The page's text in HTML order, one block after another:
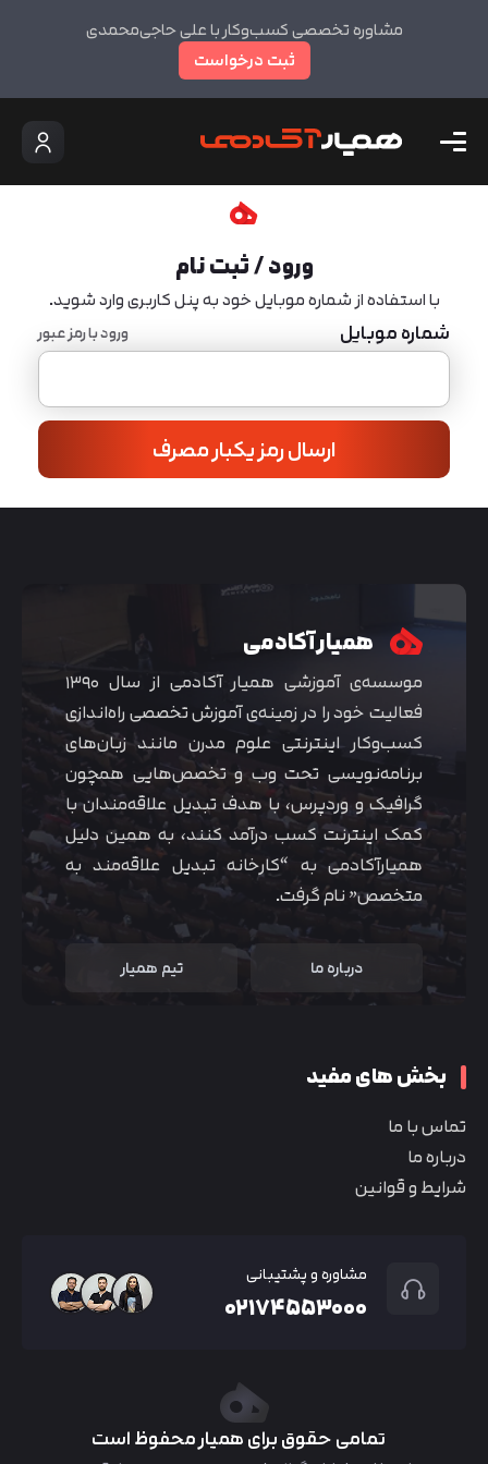
مشاوره تخصصی کسب‌وکار با علی حاجی‌محمدی
ثبت درخواست
ورود / ثبت نام
با استفاده از شماره موبایل خود به پنل کاربری وارد شوید.
شماره موبایل ورود با رمز عبور
ارسال رمز یکبار مصرف
همیار آکادمی
موسسه‌ی آموزشی همیار آکادمی از سال ۱۳۹۰
فعالیت خود را در زمینه‌ی آموزش تخصصی راه‌اندازی
کسب‌و‌کار اینترنتی علوم مدرن مانند زبان‌های
برنامه‌نویسی تحت وب و تخصص‌هایی همچون
گرافیک و وردپرس، با هدف تبدیل علاقه‌مندان با
کمک اینترنت کسب درآمد کنند، به همین دلیل
همیارآکادمی به “کارخانه تبدیل علاقه‌مند به
متخصص” نام گرفت.
درباره ما تیم همیار
بخش های مفید
تماس با ما
درباره ما
شرایط و قوانین
مشاوره و پشتیبانی
۰۲۱۷۴۵۵۳۰۰۰
تمامی حقوق برای همیار محفوظ است
متوجه شدم